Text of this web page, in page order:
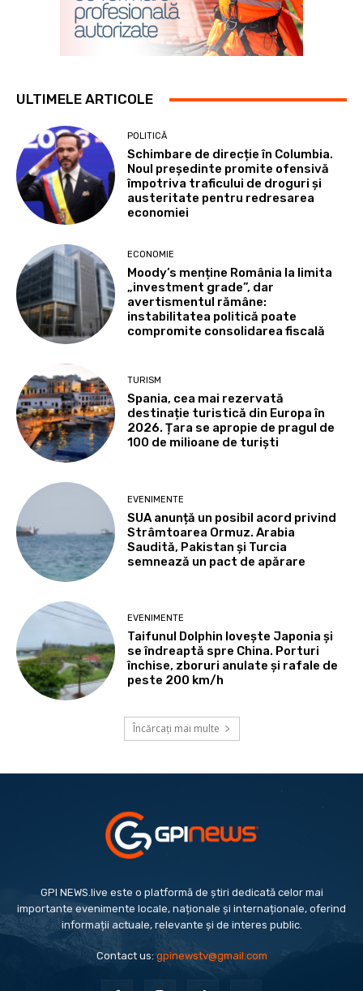
ULTIMELE ARTICOLE
POLITICĂ
Schimbare de direcție în Columbia.
Noul președinte promite ofensivă
împotriva traficului de droguri și
austeritate pentru redresarea
economiei
ECONOMIE
Moody’s menține România la limita
„investment grade”, dar
avertismentul rămâne:
instabilitatea politică poate
compromite consolidarea fiscală
TURISM
Spania, cea mai rezervată
destinație turistică din Europa în
2026. Țara se apropie de pragul de
100 de milioane de turiști
EVENIMENTE
SUA anunță un posibil acord privind
Strâmtoarea Ormuz. Arabia
Saudită, Pakistan și Turcia
semnează un pact de apărare
EVENIMENTE
Taifunul Dolphin lovește Japonia și
se îndreaptă spre China. Porturi
închise, zboruri anulate și rafale de
peste 200 km/h
Încărcați mai multe
GPI NEWS.live este o platformă de știri dedicată celor mai
importante evenimente locale, naționale și internaționale, oferind
informații actuale, relevante și de interes public.
Contact us:gpinewstv@gmail.com